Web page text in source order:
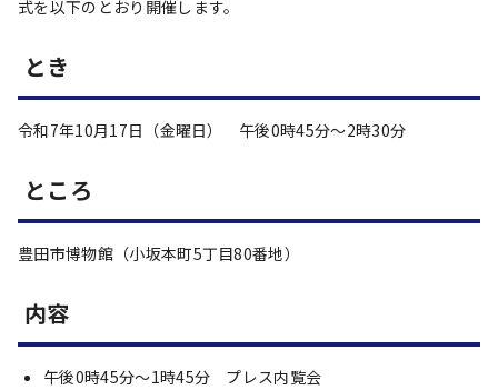
式を以下のとおり開催します。
とき
令和7年10月17日（金曜日） 午後0時45分～2時30分
ところ
豊田市博物館（小坂本町5丁目80番地）
内容
午後0時45分～1時45分 プレス内覧会